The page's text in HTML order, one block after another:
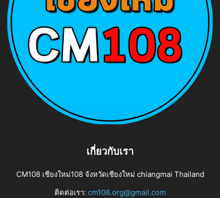
เกี่ยวกับเรา
CM108 เชียงใหม่108 จังหวัดเชียงใหม่ chiangmai Thailand
ติดต่อเรา: cm108.org@gmail.com